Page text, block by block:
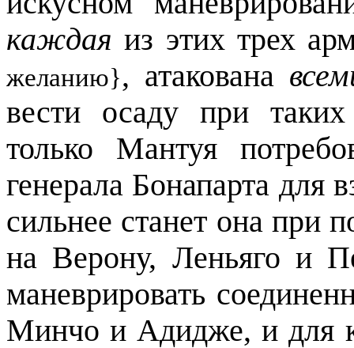
каждая из этих трех
желанию}, атакована
вести осаду при таких
только Мантуя
генерала Бонапарта для
сильнее станет она при
на Верону, Леньяго и
маневрировать
Минчо и Адидже, и для